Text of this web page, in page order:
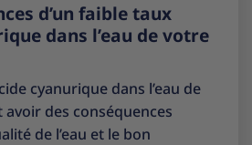
d’un faible taux
dans l’eau de votre
cyanurique dans l’eau de
des conséquences
de l’eau et le bon